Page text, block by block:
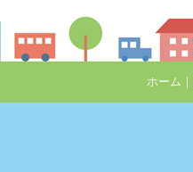
ホーム ｜